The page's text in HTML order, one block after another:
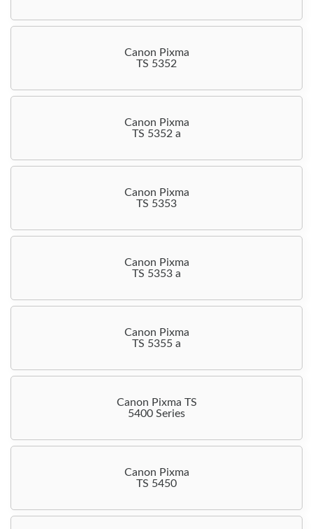
Canon Pixma
TS 5352
Canon Pixma
TS 5352 a
Canon Pixma
TS 5353
Canon Pixma
TS 5353 a
Canon Pixma
TS 5355 a
Canon Pixma TS
5400 Series
Canon Pixma
TS 5450